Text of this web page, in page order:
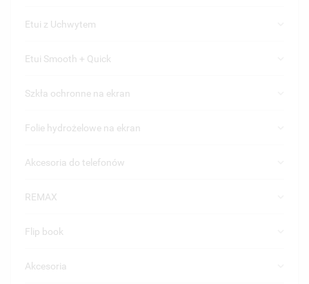
Etui z Uchwytem
Etui Smooth + Quick
Szkła ochronne na ekran
Folie hydrożelowe na ekran
Akcesoria do telefonów
REMAX
Flip book
Akcesoria